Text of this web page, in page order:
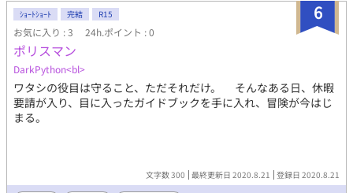
6
ｼｮｰﾄｼｮｰﾄ 完結 R15
お気に入り : 3 24h.ポイント : 0
ポリスマン
DarkPython<bl>
ワタシの役目は守ること、ただそれだけ。 そんなある日、休暇
要請が入り、目に入ったガイドブックを手に入れ、冒険が今はじ
まる。
文字数 300 最終更新日 2020.8.21 登録日 2020.8.21